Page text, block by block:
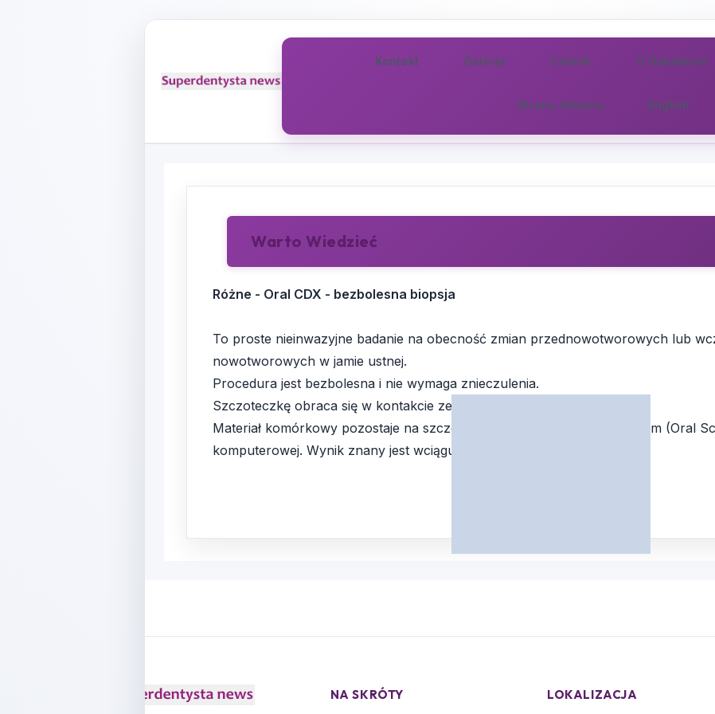
Kontakt Galeria Cennik O Gabinecie
Strona Główna English
Warto Wiedzieć
Różne - Oral CDX - bezbolesna biopsja
To proste nieinwazyjne badanie na obecność zmian przednowotworowych lub
nowotworowych w jamie ustnej.
Procedura jest bezbolesna i nie wymaga znieczulenia.
Szczoteczkę obraca się w kontakcie ze zmianą 5-10 razy.
Materiał komórkowy pozostaje na szczotce i jest wysłany do laboratorium (Oral
komputerowej. Wynik znany jest wciągu trzech dni.
NA SKRÓTY LOKALIZACJA